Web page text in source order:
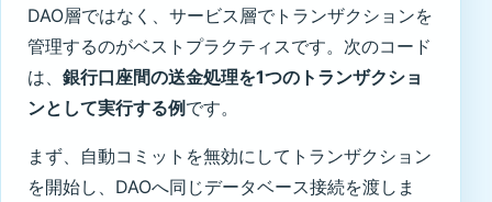
DAO層ではなく、サービス層でトランザクションを
管理するのがベストプラクティスです。次のコード
は、 銀行口座間の送金処理を1つのトランザクショ
ンとして実行する例です。
まず、自動コミットを無効にしてトランザクション
を開始し、DAOへ同じデータベース接続を渡しま